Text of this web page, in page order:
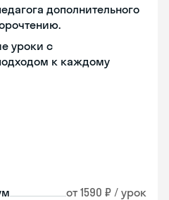
дополнительного
уроки с
к каждому
от 1590 ₽ / урок